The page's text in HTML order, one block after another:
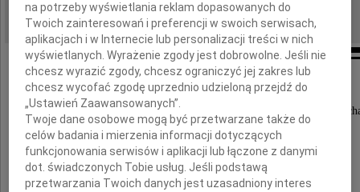
DATA EMISJI: 07.10.2009
Z głębokim żalem zawiadamiamy,
że dnia 2 października 2009 roku zmarł nasz
Mąż, Ojciec i Dziadek
na potrzeby wyświetlania reklam dopasowanych do
Twoich zainteresowań i preferencji w swoich serwisach,
aplikacjach i w Internecie lub personalizacji treści w nich
wyświetlanych. Wyrażenie zgody jest dobrowolne. Jeśli nie
chcesz wyrazić zgody, chcesz ograniczyć jej zakres lub
chcesz wycofać zgodę uprzednio udzieloną przejdź do
„Ustawień Zaawansowanych”.
Twoje dane osobowe mogą być przetwarzane także do
celów badania i mierzenia informacji dotyczących
funkcjonowania serwisów i aplikacji lub łączone z danymi
dot. świadczonych Tobie usług. Jeśli podstawą
przetwarzania Twoich danych jest uzasadniony interes